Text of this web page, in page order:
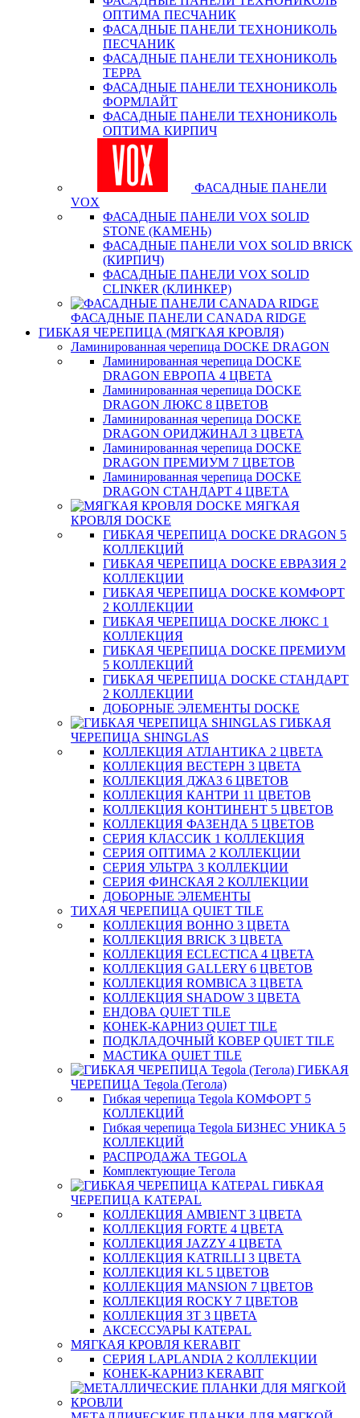
ОПТИМА ПЕСЧАНИК
ФАСАДНЫЕ ПАНЕЛИ ТЕХНОНИКОЛЬ
ПЕСЧАНИК
ФАСАДНЫЕ ПАНЕЛИ ТЕХНОНИКОЛЬ
ТЕРРА
ФАСАДНЫЕ ПАНЕЛИ ТЕХНОНИКОЛЬ
ФОРМЛАЙТ
ФАСАДНЫЕ ПАНЕЛИ ТЕХНОНИКОЛЬ
ОПТИМА КИРПИЧ
ФАСАДНЫЕ ПАНЕЛИ
VOX
ФАСАДНЫЕ ПАНЕЛИ VOX SOLID
STONE (КАМЕНЬ)
ФАСАДНЫЕ ПАНЕЛИ VOX SOLID BRICK
(КИРПИЧ)
ФАСАДНЫЕ ПАНЕЛИ VOX SOLID
CLINКER (КЛИНКЕР)
ФАСАДНЫЕ ПАНЕЛИ CANADA RIDGE
ГИБКАЯ ЧЕРЕПИЦА (МЯГКАЯ КРОВЛЯ)
Ламинированная черепица DOCKE DRAGON
Ламинированная черепица DOCKE
DRAGON ЕВРОПА 4 ЦВЕТА
Ламинированная черепица DOCKE
DRAGON ЛЮКС 8 ЦВЕТОВ
Ламинированная черепица DOCKE
DRAGON ОРИДЖИНАЛ 3 ЦВЕТА
Ламинированная черепица DOCKE
DRAGON ПРЕМИУМ 7 ЦВЕТОВ
Ламинированная черепица DOCKE
DRAGON СТАНДАРТ 4 ЦВЕТA
МЯГКАЯ
КРОВЛЯ DOCKE
ГИБКАЯ ЧЕРЕПИЦА DOCKE DRAGON 5
КОЛЛЕКЦИЙ
ГИБКАЯ ЧЕРЕПИЦА DOCKE ЕВРАЗИЯ 2
КОЛЛЕКЦИИ
ГИБКАЯ ЧЕРЕПИЦА DOCKE КОМФОРТ
2 КОЛЛЕКЦИИ
ГИБКАЯ ЧЕРЕПИЦА DOCKE ЛЮКС 1
КОЛЛЕКЦИЯ
ГИБКАЯ ЧЕРЕПИЦА DOCKE ПРЕМИУМ
5 КОЛЛЕКЦИЙ
ГИБКАЯ ЧЕРЕПИЦА DOCKE СТАНДАРТ
2 КОЛЛЕКЦИИ
ДОБОРНЫЕ ЭЛЕМЕНТЫ DOCKE
ГИБКАЯ
ЧЕРЕПИЦА SHINGLAS
КОЛЛЕКЦИЯ АТЛАНТИКА 2 ЦВЕТА
КОЛЛЕКЦИЯ ВЕСТЕРН 3 ЦВЕТА
КОЛЛЕКЦИЯ ДЖАЗ 6 ЦВЕТОВ
КОЛЛЕКЦИЯ КАНТРИ 11 ЦВЕТОВ
КОЛЛЕКЦИЯ КОНТИНЕНТ 5 ЦВЕТОВ
КОЛЛЕКЦИЯ ФАЗЕНДА 5 ЦВЕТОВ
СЕРИЯ КЛАССИК 1 КОЛЛЕКЦИЯ
СЕРИЯ ОПТИМА 2 КОЛЛЕКЦИИ
СЕРИЯ УЛЬТРА 3 КОЛЛЕКЦИИ
СЕРИЯ ФИНСКАЯ 2 КОЛЛЕКЦИИ
ДОБОРНЫЕ ЭЛЕМЕНТЫ
ТИХАЯ ЧЕРЕПИЦА QUIET TILE
КОЛЛЕКЦИЯ BOHHO 3 ЦВЕТА
КОЛЛЕКЦИЯ BRICK 3 ЦВЕТА
КОЛЛЕКЦИЯ ECLECTICA 4 ЦВЕТА
КОЛЛЕКЦИЯ GALLERY 6 ЦВЕТОВ
КОЛЛЕКЦИЯ ROMBICA 3 ЦВЕТА
КОЛЛЕКЦИЯ SHADOW 3 ЦВЕТА
ЕНДОВА QUIET TILE
КОНЕК-КАРНИЗ QUIET TILE
ПОДКЛАДОЧНЫЙ КОВЕР QUIET TILE
МАСТИКА QUIET TILE
ГИБКАЯ
ЧЕРЕПИЦА Tegola (Тегола)
Гибкая черепица Tegola КОМФОРТ 5
КОЛЛЕКЦИЙ
Гибкая черепица Tegola БИЗНЕС УНИКА 5
КОЛЛЕКЦИЙ
РАСПРОДАЖА TEGOLA
Комплектующие Тегола
ГИБКАЯ
ЧЕРЕПИЦА KATEPAL
КОЛЛЕКЦИЯ AMBIENT 3 ЦВЕТА
КОЛЛЕКЦИЯ FORTE 4 ЦВЕТА
КОЛЛЕКЦИЯ JAZZY 4 ЦВЕТА
КОЛЛЕКЦИЯ KATRILLI 3 ЦВЕТА
КОЛЛЕКЦИЯ KL 5 ЦВЕТОВ
КОЛЛЕКЦИЯ MANSION 7 ЦВЕТОВ
КОЛЛЕКЦИЯ ROCKY 7 ЦВЕТОВ
КОЛЛЕКЦИЯ ЗТ 3 ЦВЕТА
АКСЕССУАРЫ KATEPAL
МЯГКАЯ КРОВЛЯ KERABIT
СЕРИЯ LAPLANDIA 2 КОЛЛЕКЦИИ
КОНЕК-КАРНИЗ KERABIT